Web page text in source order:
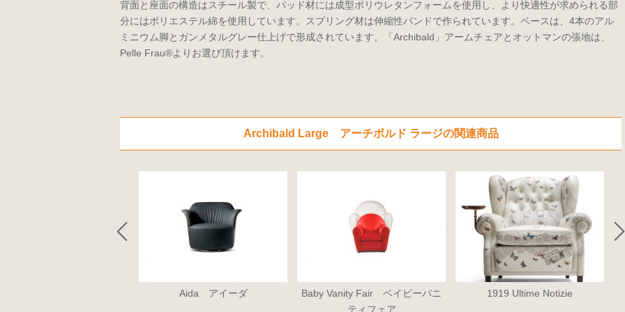
背面と座面の構造はスチール製で、パッド材には成型ポリウレタンフォームを使用し、より快適性が求められる部
分にはポリエステル綿を使用しています。スプリング材は伸縮性バンドで作られています。ベースは、4本のアル
ミニウム脚とガンメタルグレー仕上げで形成されています。「Archibald」アームチェアとオットマンの張地は、
Pelle Frau®よりお選び頂けます。
Archibald Large アーチボルド ラージの関連商品
Aida アイーダ
Baby Vanity Fair ベイビーバニ
ティフェア
1919 Ultime Notizie